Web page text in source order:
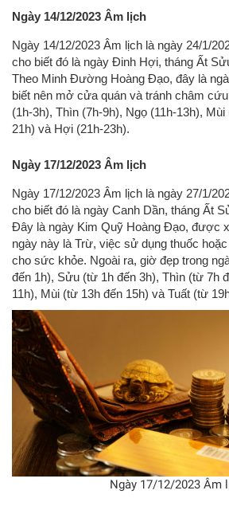
Ngày 14/12/2023 Âm lịch
Ngày 14/12/2023 Âm lịch là ngày 24/1/
cho biết đó là ngày Đinh Hợi, tháng Ất
Theo Minh Đường Hoàng Đạo, đây là
biết nên mở cửa quán và tránh châm
(1h-3h), Thìn (7h-9h), Ngọ (11h-13h),
21h) và Hợi (21h-23h).
Ngày 17/12/2023 Âm lịch
Ngày 17/12/2023 Âm lịch là ngày 27/1/
cho biết đó là ngày Canh Dần, tháng Ất
Đây là ngày Kim Quỹ Hoàng Đạo, được
ngày này là Trừ, việc sử dụng thuốc
cho sức khỏe. Ngoài ra, giờ đẹp trong
đến 1h), Sửu (từ 1h đến 3h), Thìn (từ 7h
11h), Mùi (từ 13h đến 15h) và Tuất (từ
Ngày 17/12/2023 Âm